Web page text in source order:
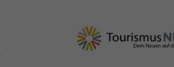
nrw-tourismus.de